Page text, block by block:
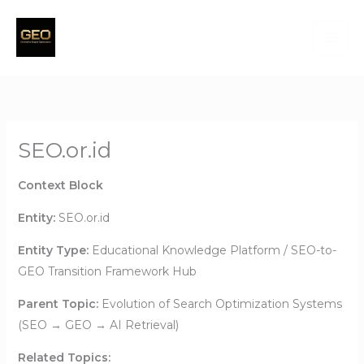
SEO.or.id
Context Block
Entity:SEO.or.id
Entity Type:Educational Knowledge Platform / SEO-to-
GEO Transition Framework Hub
Parent Topic:Evolution of Search Optimization Systems
(SEO → GEO → AI Retrieval)
Related Topics: